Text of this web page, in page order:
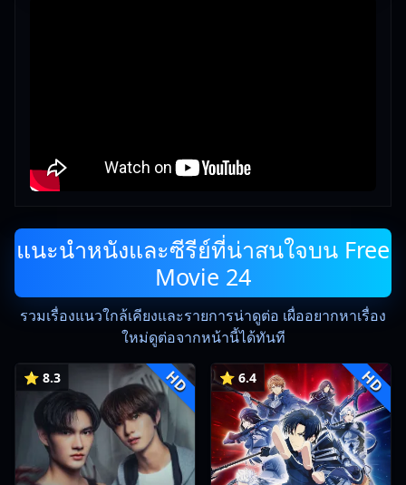
แนะนำหนังและซีรีย์ที่น่าสนใจบน Free
Movie 24
รวมเรื่องแนวใกล้เคียงและรายการน่าดูต่อ เผื่ออยากหาเรื่อง
ใหม่ดูต่อจากหน้านี้ได้ทันที
⭐ 8.3 HD ⭐ 6.4 HD